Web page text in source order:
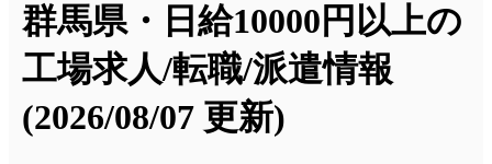
群馬県・日給10000円以上の
工場求人/転職/派遣情報
(2026/08/07 更新)